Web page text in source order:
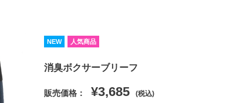
NEW 人気商品
消臭ボクサーブリーフ
販売価格： ¥3,685 (税込)